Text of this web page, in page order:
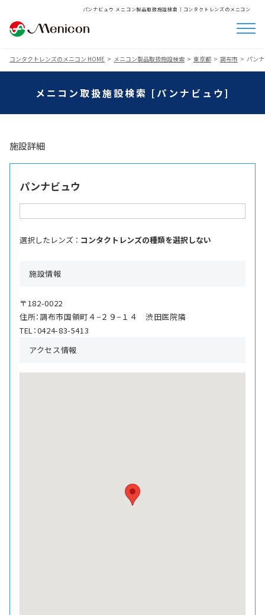
パンナビュウ メニコン製品取扱施設検索│コンタクトレンズのメニコン
コンタクトレンズのメニコン HOME メニコン製品取扱施設検索 東京都 調布市 パン
メニコン取扱施設検索 [パンナビュウ]
施設詳細
パンナビュウ
選択したレンズ ： コンタクトレンズの種類を選択しない
施設情報
〒182-0022
住所：調布市国領町４−２９−１４ 渋田医院隣
TEL：0424-83-5413
アクセス情報